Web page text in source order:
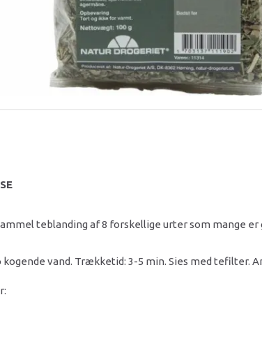
teblanding af 8 forskellige urter som mange er
kogende vand. Trækketid: 3-5 min. Sies med tefilter.